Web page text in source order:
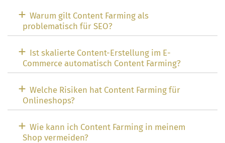
Warum gilt Content Farming als
problematisch für SEO?
Ist skalierte Content-Erstellung im E-
Commerce automatisch Content Farming?
Welche Risiken hat Content Farming für
Onlineshops?
Wie kann ich Content Farming in meinem
Shop vermeiden?